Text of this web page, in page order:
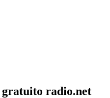
radio.net